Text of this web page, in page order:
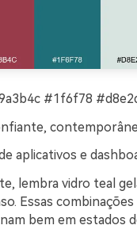
#1f6f78
aplicativos e
lembra vidro teal
Essas combinações
bem em estados